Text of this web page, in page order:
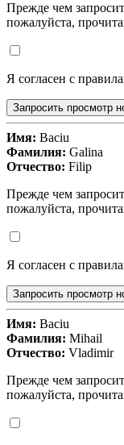
Прежде чем
пожалуйста,
Я согласен с
Запросить просмотр
Имя: Baciu
Фамилия: Galina
Отчество: Filip
Прежде чем
пожалуйста,
Я согласен с
Запросить просмотр
Имя: Baciu
Фамилия: Mihail
Отчество: Vladimir
Прежде чем
пожалуйста,